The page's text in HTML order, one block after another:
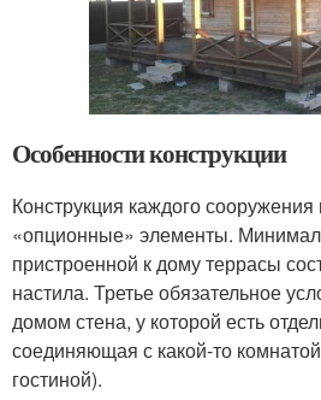
Особенности конструкции
Конструкция каждого
«опционные» элементы.
пристроенной к дому террасы
настила. Третье обязательное
домом стена, у которой есть
соединяющая с какой-то
гостиной).